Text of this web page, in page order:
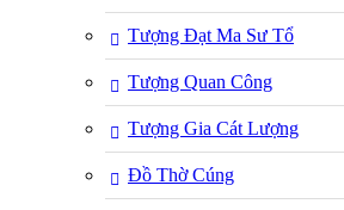
Tượng Đạt Ma Sư Tổ
Tượng Quan Công
Tượng Gia Cát Lượng
Đồ Thờ Cúng